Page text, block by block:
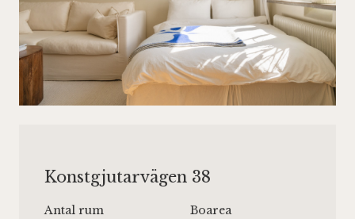
Konstgjutarvägen 38
Antal rum
Boarea